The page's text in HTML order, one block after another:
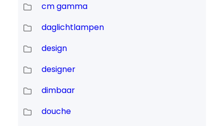
cm gamma
daglichtlampen
design
designer
dimbaar
douche